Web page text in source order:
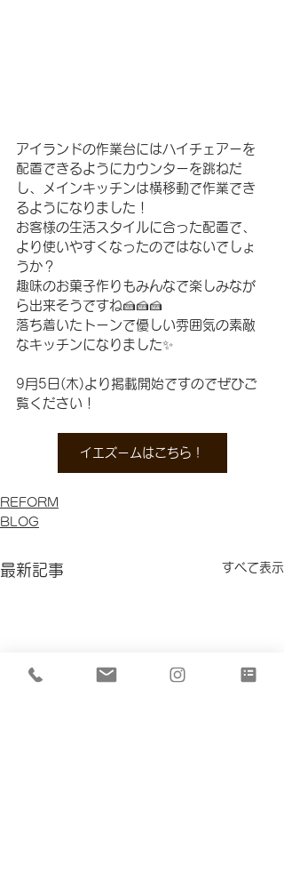
アイランドの作業台にはハイチェアーを
配置できるようにカウンターを跳ねだ
し、メインキッチンは横移動で作業でき
るようになりました！
お客様の生活スタイルに合った配置で、
より使いやすくなったのではないでしょ
うか？
趣味のお菓子作りもみんなで楽しみなが
ら出来そうですね🍰🍰🍰
落ち着いたトーンで優しい雰囲気の素敵
なキッチンになりました✨
9月5日(木)より掲載開始ですのでぜひご
覧ください！
イエズームはこちら！
REFORM
BLOG
最新記事 すべて表示